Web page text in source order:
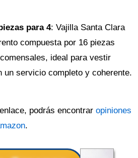
para 4: Vajilla Santa Clara
compuesta por 16 piezas
ideal para vestir
un servicio completo y coherente.
podrás encontrar opiniones
.